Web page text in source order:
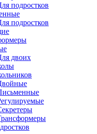
подростков
подростков
двоих